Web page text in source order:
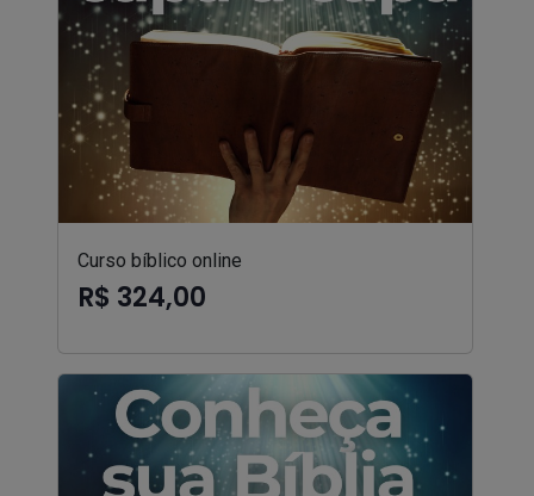
Curso bíblico online
R$ 324,00